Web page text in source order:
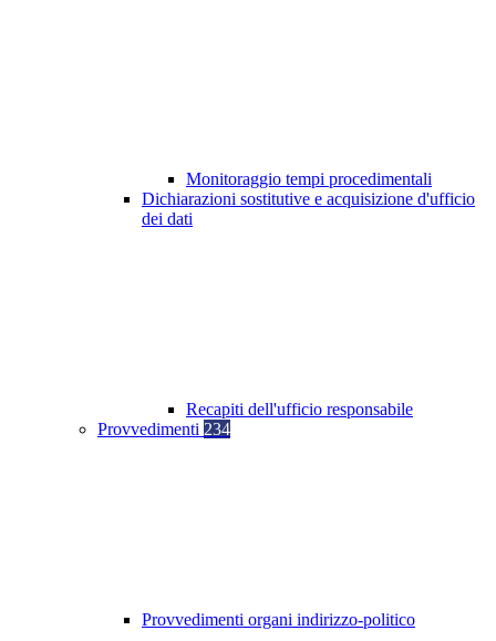
Monitoraggio tempi procedimentali
Dichiarazioni sostitutive e acquisizione d'ufficio
dei dati
Recapiti dell'ufficio responsabile
Provvedimenti 234
Provvedimenti organi indirizzo-politico